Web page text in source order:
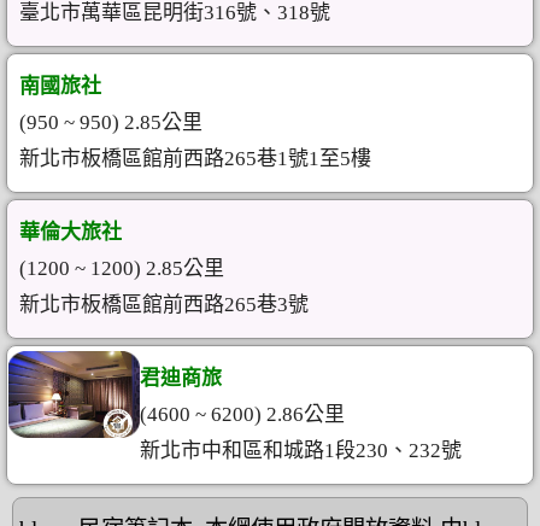
臺北市萬華區昆明街316號、318號
南國旅社
(950 ~ 950) 2.85公里
新北市板橋區館前西路265巷1號1至5樓
華倫大旅社
(1200 ~ 1200) 2.85公里
新北市板橋區館前西路265巷3號
君迪商旅
(4600 ~ 6200) 2.86公里
新北市中和區和城路1段230、232號